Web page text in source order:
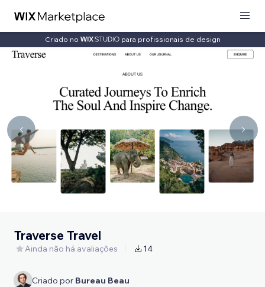
Criado no para profissionais de design
Traverse Travel
Ainda não há avaliações 14
Criado por Bureau Beau